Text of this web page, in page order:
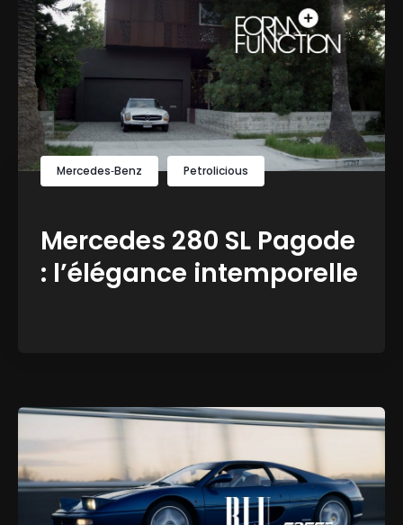
Mercedes‑Benz Petrolicious
Mercedes 280 SL Pagode
: l’élégance intemporelle